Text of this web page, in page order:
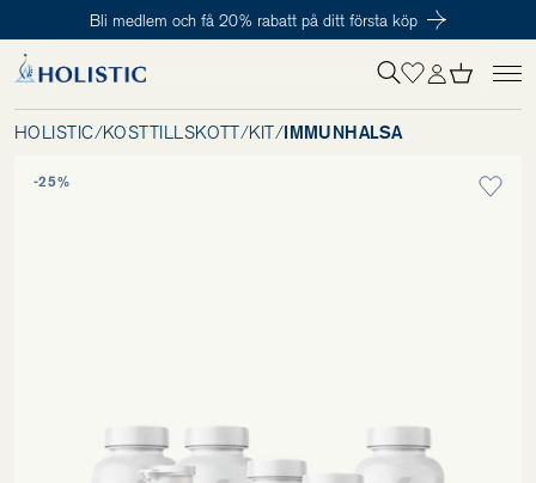
Bli medlem och få 20% rabatt på ditt första köp
Digitalt behovstest
Tillagd i varukorgen Till kassan
För att påbörja en prenumeration hos oss så behöver du vara medlem i
Holistic Club. Det är helt kostnadsfritt.
HOLISTIC/KOSTTILLSKOTT/KIT/IMMUNHÄLSA
-25%